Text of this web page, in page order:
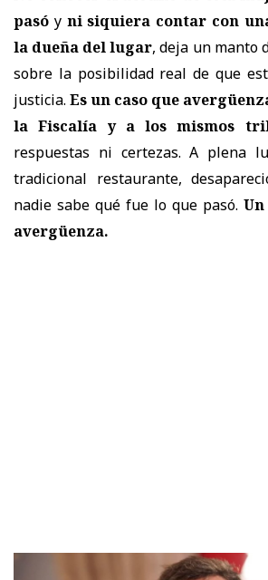
pasó y ni siquiera contar con
la dueña del lugar, deja un manto
sobre la posibilidad real de que
justicia. Es un caso que
la Fiscalía y a los mismos
respuestas ni certezas. A plena
tradicional restaurante,
nadie sabe qué fue lo que pasó.
avergüenza.